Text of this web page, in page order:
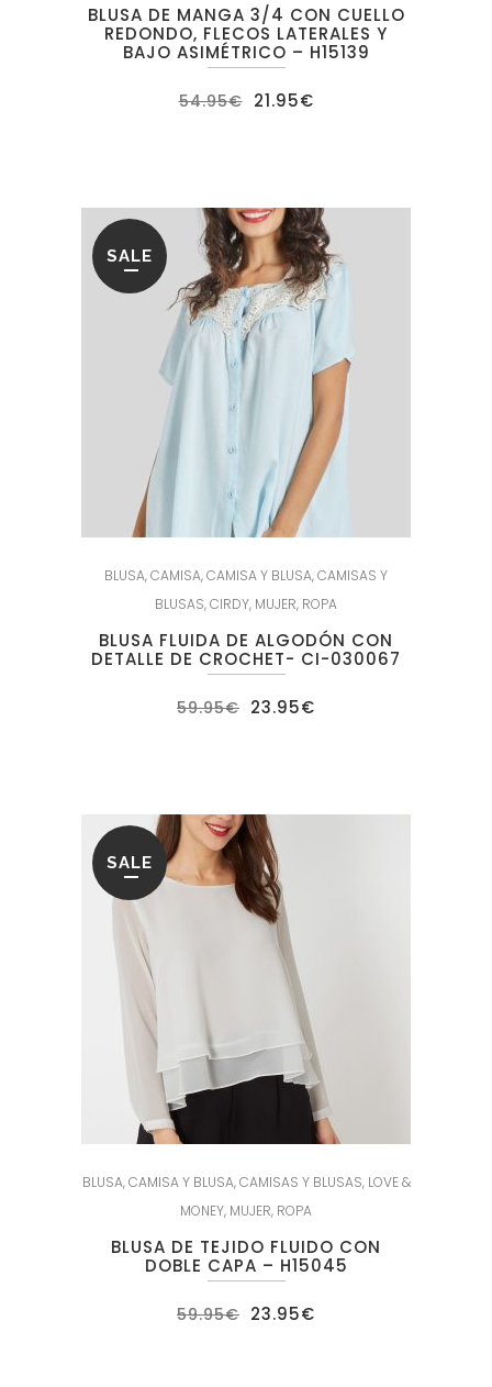
BLUSA DE MANGA 3/4 CON CUELLO
REDONDO, FLECOS LATERALES Y
BAJO ASIMÉTRICO – H15139
54.95€ El
precio
21.95€El
SALE
BLUSA,CAMISA,CAMISA Y BLUSA,CAMISAS Y
BLUSAS,CIRDY, MUJER, ROPA
BLUSA FLUIDA DE ALGODÓN CON
DETALLE DE CROCHET- CI-030067
59.95€ El
precio
23.95€
SALE
BLUSA,CAMISA Y BLUSA,CAMISAS Y BLUSAS, LOVE &
MONEY, MUJER, ROPA
BLUSA DE TEJIDO FLUIDO CON
DOBLE CAPA – H15045
59.95€ El
precio
23.95€